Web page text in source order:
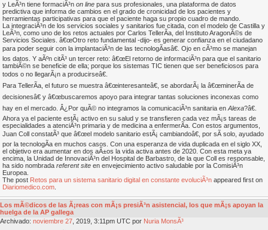
y LeÃ³n tiene formaciÃ³n on line para sus profesionales, una plataforma de datos
predictiva que informa de cambios en el grado de cronicidad de los pacientes y
herramientas participativas para que el paciente haga su propio cuadro de mando.
La integraciÃ³n de los servicios sociales y sanitarios fue citada, con el modelo de Castilla y
LeÃ³n, como uno de los retos actuales por Carlos TellerÃ­a, del Instituto AragonÃ©s de
Servicios Sociales. â€œOtro reto fundamental -dijo- es generar confianza en el ciudadano
para poder seguir con la implantaciÃ³n de las tecnologÃ­asâ€. Ojo en cÃ³mo se manejan
los datos. Y aÃºn citÃ³ un tercer reto: â€œEl retorno de informaciÃ³n para que el sanitario
tambiÃ©n se beneficie de ella; porque los sistemas TIC tienen que ser beneficiosos para
todos o no llegarÃ¡n a producirseâ€.
Para TellerÃ­a, el futuro se muestra â€œinteresanteâ€, se abordarÃ¡ la â€œminerÃ­a de
decisionesâ€ y â€œbuscaremos apoyo para integrar tantas soluciones inconexas como
hay en el mercado. Â¿Por quÃ© no integramos la comunicaciÃ³n sanitaria en Alexa?â€.
Ahora ya el paciente estÃ¡ activo en su salud y se transfieren cada vez mÃ¡s tareas de
especialidades a atenciÃ³n primaria y de medicina a enfermerÃ­a. Con estos argumentos,
Juan Coll constatÃ³ que â€œel modelo sanitario estÃ¡ cambiandoâ€, por sÃ­ solo, ayudado
por la tecnologÃ­a en muchos casos. Con una esperanza de vida duplicada en el siglo XX,
el objetivo era aumentar en dos aÃ±os la vida activa antes de 2020. Con esta meta ya
encima, la Unidad de InnovaciÃ³n del Hospital de Barbastro, de la que Coll es responsable,
ha sido nombrada referent site en envejecimiento activo saludable por la ComisiÃ³n
Europea.
The post Retos para un sistema sanitario digital en constante evoluciÃ³n appeared first on
Diariomedico.com
Los mÃ©dicos de las Ã¡reas con mÃ¡s presiÃ³n asistencial, los que mÃ¡s apoyan la
huelga de la AP gallega
Archivado: noviembre 27 , 2019, 3:11pm UTC por Nuria MonsÃ³